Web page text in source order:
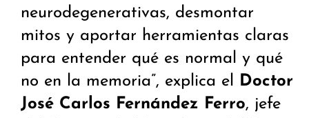
neurodegenerativas, desmontar
mitos y aportar herramientas claras
para entender qué es normal y qué
no en la memoria”, explica el Doctor
José Carlos Fernández Ferro, jefe